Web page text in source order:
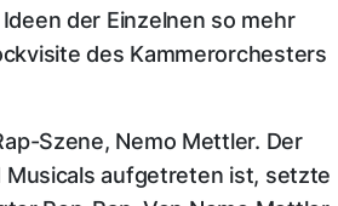
der Einzelnen so mehr
des Kammerorchesters
Szene, Nemo Mettler. Der
Musicals aufgetreten ist, setzte